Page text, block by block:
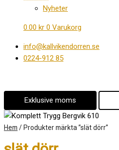
Nyheter
0.00 kr 0 Varukorg
info@kallvikendorren.se
0224-912 85
Exklusive moms
Hem / Produkter märkta ”slät dörr”